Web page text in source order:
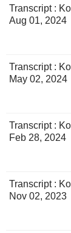
Transcript :
Aug 01, 2024
Transcript :
May 02, 2024
Transcript :
Feb 28, 2024
Transcript :
Nov 02, 2023